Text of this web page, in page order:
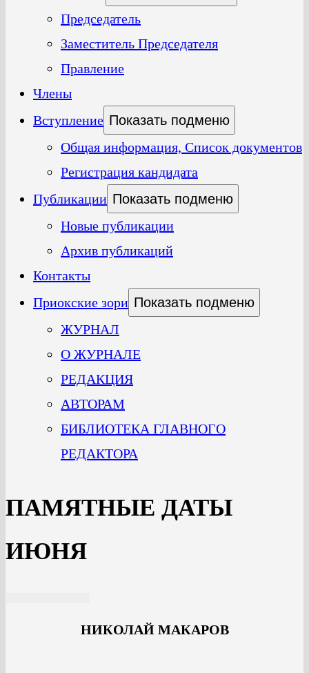
Председатель
Заместитель Председателя
Правление
Члены
Вступление Показать подменю
Общая информация, Список документов
Регистрация кандидата
Публикации Показать подменю
Новые публикации
Архив публикаций
Контакты
Приокские зори Показать подменю
ЖУРНАЛ
О ЖУРНАЛЕ
РЕДАКЦИЯ
АВТОРАМ
БИБЛИОТЕКА ГЛАВНОГО
РЕДАКТОРА
ПАМЯТНЫЕ ДАТЫ
ИЮНЯ
НИКОЛАЙ МАКАРОВ